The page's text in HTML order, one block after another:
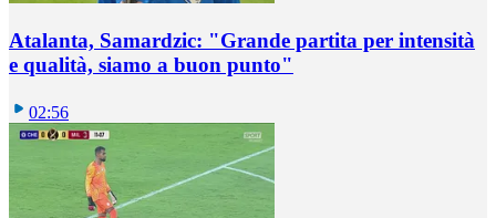
Atalanta, Samardzic: "Grande partita per intensità
e qualità, siamo a buon punto"
02:56